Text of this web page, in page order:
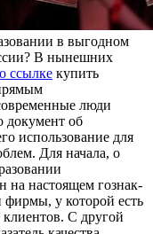
в выгодном
В нынешних
ссылке купить
люди
документ об
использование для
Для начала, о
на настоящем гознак-
у которой есть
С другой